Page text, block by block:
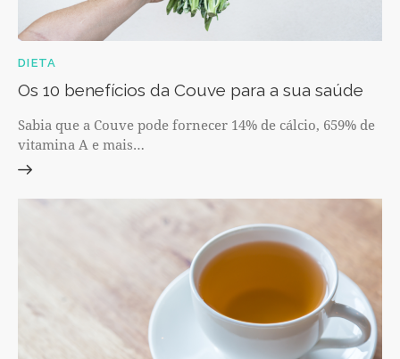
DIETA
Os 10 benefícios da Couve para a sua saúde
Sabia que a Couve pode fornecer 14% de cálcio, 659% de
vitamina A e mais…